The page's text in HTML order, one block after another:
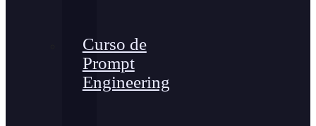
Curso de
Prompt
Engineering